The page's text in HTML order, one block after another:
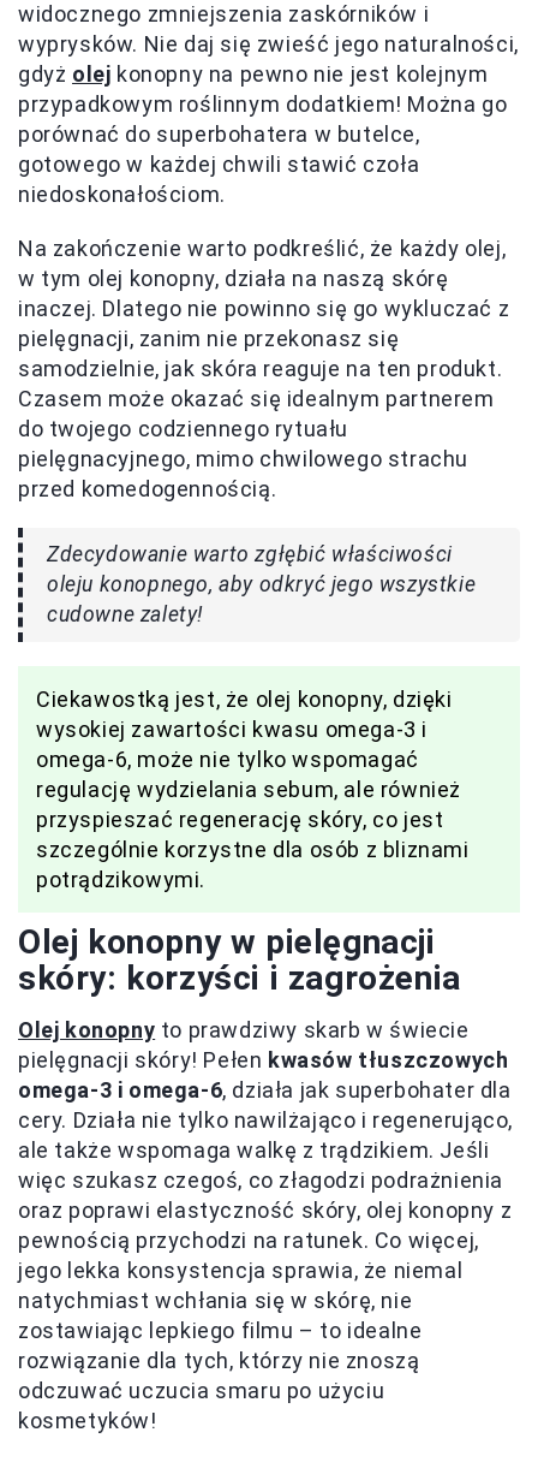
widocznego zmniejszenia zaskórników i
wyprysków. Nie daj się zwieść jego naturalności,
gdyż olej konopny na pewno nie jest kolejnym
przypadkowym roślinnym dodatkiem! Można go
porównać do superbohatera w butelce,
gotowego w każdej chwili stawić czoła
niedoskonałościom.
Na zakończenie warto podkreślić, że każdy olej,
w tym olej konopny, działa na naszą skórę
inaczej. Dlatego nie powinno się go wykluczać z
pielęgnacji, zanim nie przekonasz się
samodzielnie, jak skóra reaguje na ten produkt.
Czasem może okazać się idealnym partnerem
do twojego codziennego rytuału
pielęgnacyjnego, mimo chwilowego strachu
przed komedogennością.
Zdecydowanie warto zgłębić właściwości
oleju konopnego, aby odkryć jego wszystkie
cudowne zalety!
Ciekawostką jest, że olej konopny, dzięki
wysokiej zawartości kwasu omega-3 i
omega-6, może nie tylko wspomagać
regulację wydzielania sebum, ale również
przyspieszać regenerację skóry, co jest
szczególnie korzystne dla osób z bliznami
potrądzikowymi.
Olej konopny w pielęgnacji
skóry: korzyści i zagrożenia
Olej konopny to prawdziwy skarb w świecie
pielęgnacji skóry! Pełen kwasów tłuszczowych
omega-3 i omega-6, działa jak superbohater dla
cery. Działa nie tylko nawilżająco i regenerująco,
ale także wspomaga walkę z trądzikiem. Jeśli
więc szukasz czegoś, co złagodzi podrażnienia
oraz poprawi elastyczność skóry, olej konopny z
pewnością przychodzi na ratunek. Co więcej,
jego lekka konsystencja sprawia, że niemal
natychmiast wchłania się w skórę, nie
zostawiając lepkiego filmu – to idealne
rozwiązanie dla tych, którzy nie znoszą
odczuwać uczucia smaru po użyciu
kosmetyków!